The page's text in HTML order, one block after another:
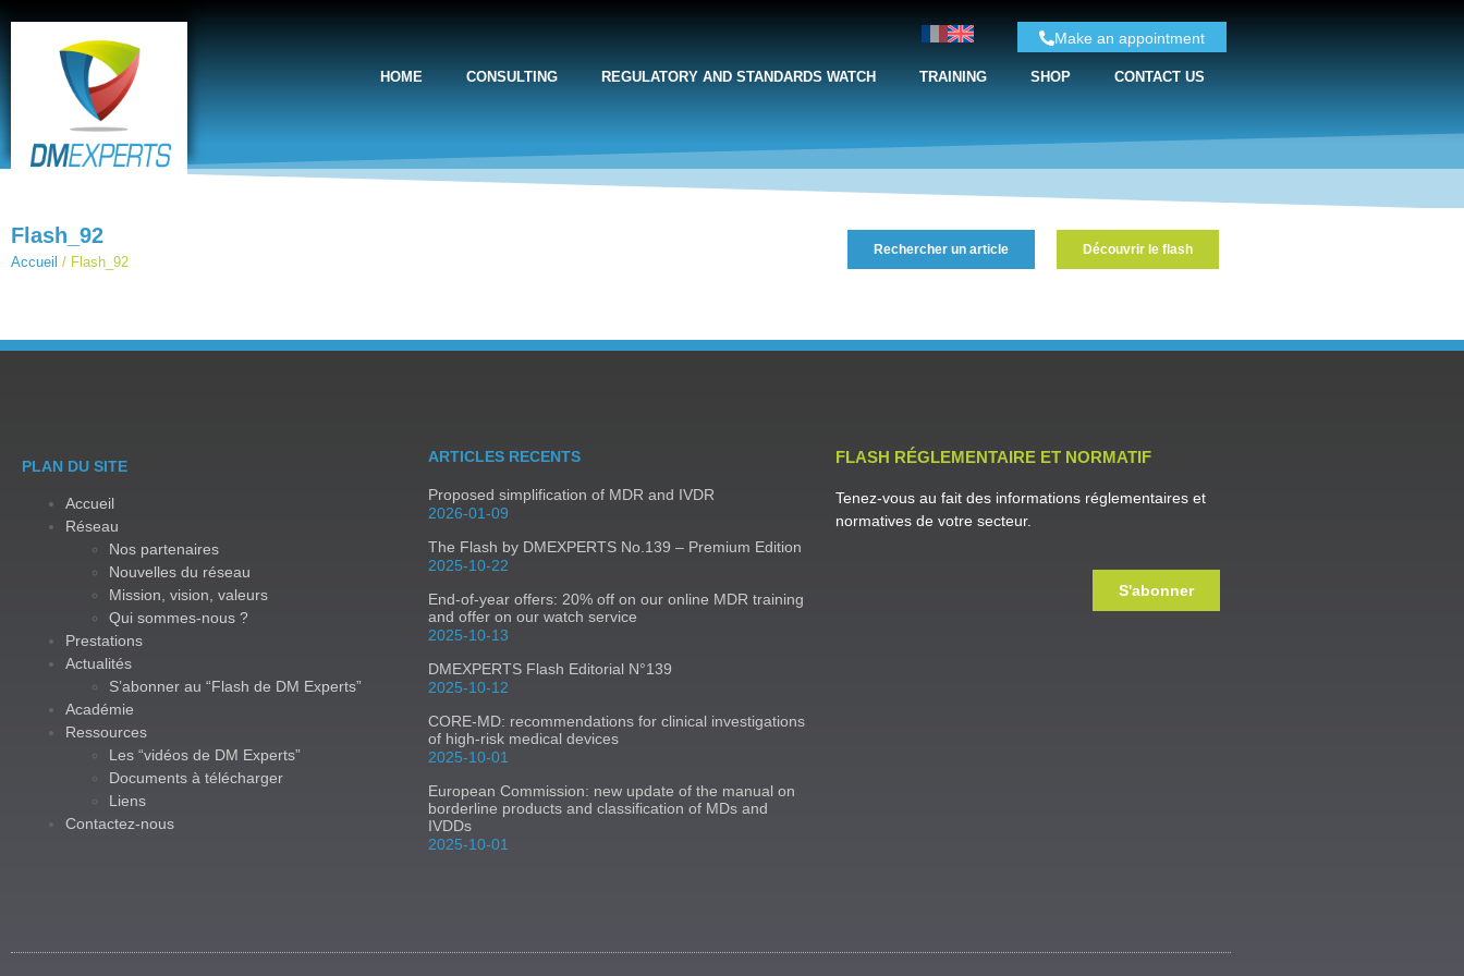
Make an appointment
HOME CONSULTING REGULATORY AND STANDARDS WATCH TRAINING SHOP CONTACT US
Flash_92
Accueil / Flash_92
Rechercher un article Découvrir le flash
PLAN DU SITE
Accueil
Réseau
Nos partenaires
Nouvelles du réseau
Mission, vision, valeurs
Qui sommes-nous ?
Prestations
Actualités
S’abonner au “Flash de DM Experts”
Académie
Ressources
Les “vidéos de DM Experts”
Documents à télécharger
Liens
Contactez-nous
ARTICLES RECENTS
Proposed simplification of MDR and IVDR
2026-01-09
The Flash by DMEXPERTS No.139 – Premium Edition
2025-10-22
End-of-year offers: 20% off on our online MDR training
and offer on our watch service
2025-10-13
DMEXPERTS Flash Editorial N°139
2025-10-12
CORE-MD: recommendations for clinical investigations
of high-risk medical devices
2025-10-01
European Commission: new update of the manual on
borderline products and classification of MDs and
IVDDs
2025-10-01
FLASH RÉGLEMENTAIRE ET NORMATIF
Tenez-vous au fait des informations réglementaires et
normatives de votre secteur.
S'abonner